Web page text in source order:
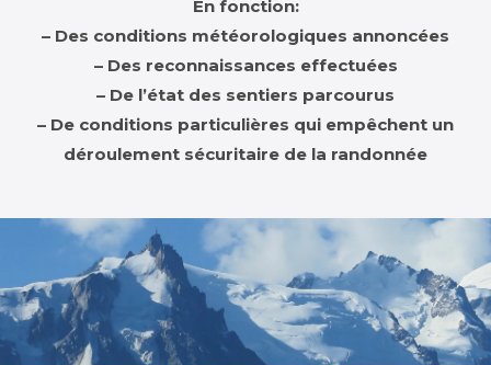
En fonction:
– Des conditions météorologiques annoncées
– Des reconnaissances effectuées
– De l’état des sentiers parcourus
– De conditions particulières qui empêchent un
déroulement sécuritaire de la randonnée